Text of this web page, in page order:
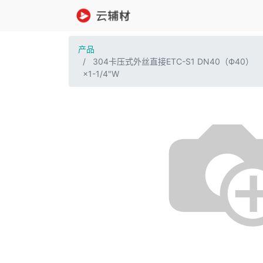
产品
304卡压式外丝直接ETC-S1 DN40（Ф40）
×1-1/4"W